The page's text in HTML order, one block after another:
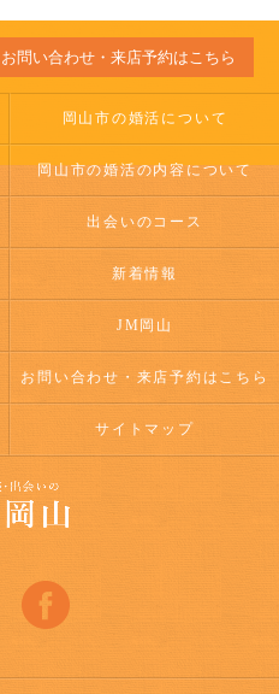
お問い合わせ・来店予約はこちら
岡山市の婚活について
岡山市の婚活の内容について
出会いのコース
新着情報
JM岡山
お問い合わせ・来店予約はこちら
サイトマップ